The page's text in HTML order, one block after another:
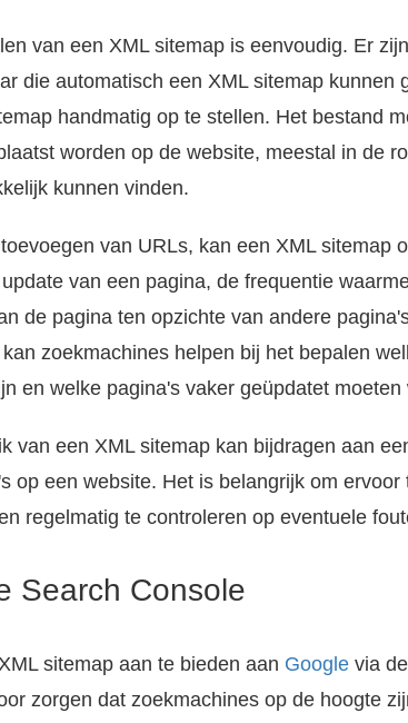
van een XML sitemap is eenvoudig. Er
die automatisch een XML sitemap kunnen
handmatig op te stellen. Het bestand
worden op de website, meestal in de
kunnen vinden.
van URLs, kan een XML sitemap
van een pagina, de frequentie
de pagina ten opzichte van andere
zoekmachines helpen bij het bepalen
en welke pagina's vaker geüpdatet moeten
van een XML sitemap kan bijdragen aan
op een website. Het is belangrijk om
regelmatig te controleren op eventuele
Search Console
sitemap aan te bieden aan Googlevia de
zorgen dat zoekmachines op de hoogte